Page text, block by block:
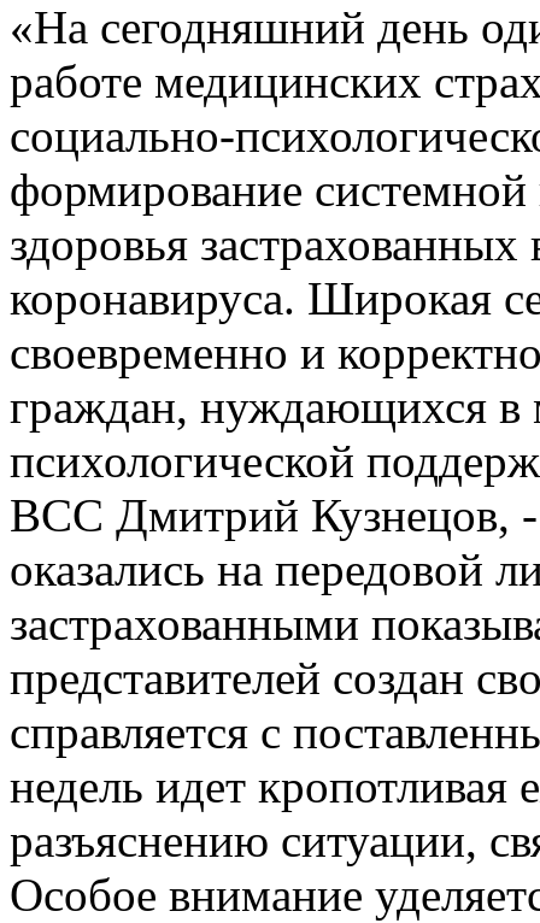
«На сегодняшний день
работе медицинских
социально-
формирование
здоровья
коронавируса. Широкая
своевременно и
граждан, нуждающихся
психологической
ВСС Дмитрий Кузнецов, -
оказались на передовой
застрахованными
представителей создан
справляется с
недель идет кропотливая
разъяснению ситуации,
Особое внимание